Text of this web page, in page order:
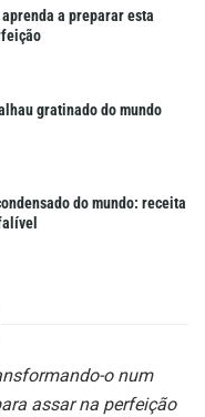
a preparar esta
gratinado do mundo
do mundo: receita
o num
assar na perfeição